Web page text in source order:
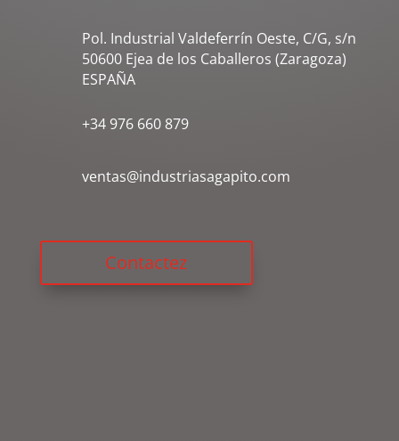
Pol. Industrial Valdeferrín Oeste, C/G, s/n
50600 Ejea de los Caballeros (Zaragoza)
ESPAÑA
+34 976 660 879
ventas@industriasagapito.com
Contactez